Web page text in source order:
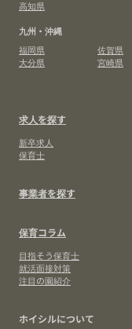
高知県
九州・沖縄
福岡県
佐賀県
大分県
宮崎県
求人を探す
新卒求人
保育士
事業者を探す
保育コラム
目指そう保育士
就活面接対策
注目の園紹介
ホイシルについて